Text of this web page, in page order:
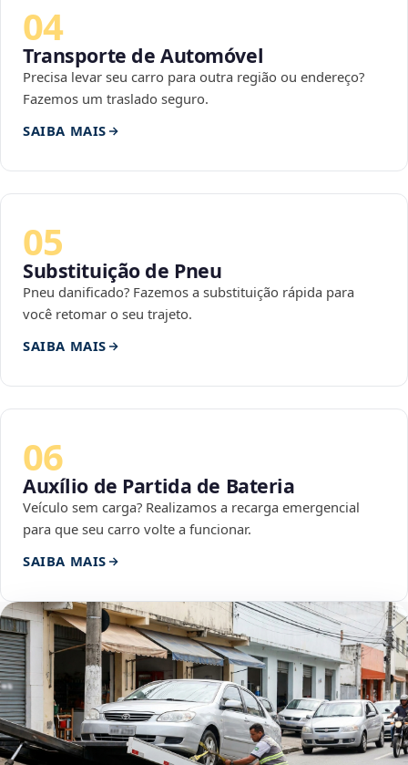
04
Transporte de Automóvel
Precisa levar seu carro para outra região ou endereço?
Fazemos um traslado seguro.
SAIBA MAIS
05
Substituição de Pneu
Pneu danificado? Fazemos a substituição rápida para
você retomar o seu trajeto.
SAIBA MAIS
06
Auxílio de Partida de Bateria
Veículo sem carga? Realizamos a recarga emergencial
para que seu carro volte a funcionar.
SAIBA MAIS